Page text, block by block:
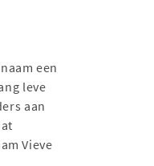
een
leve
aan
Vieve